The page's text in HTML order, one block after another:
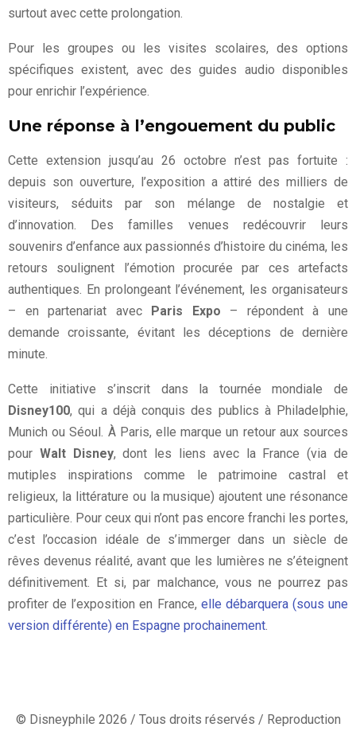
surtout avec cette prolongation.
Pour les groupes ou les visites scolaires, des options
spécifiques existent, avec des guides audio disponibles
pour enrichir l’expérience.
Une réponse à l’engouement du public
Cette extension jusqu’au 26 octobre n’est pas fortuite :
depuis son ouverture, l’exposition a attiré des milliers de
visiteurs, séduits par son mélange de nostalgie et
d’innovation. Des familles venues redécouvrir leurs
souvenirs d’enfance aux passionnés d’histoire du cinéma, les
retours soulignent l’émotion procurée par ces artefacts
authentiques. En prolongeant l’événement, les organisateurs
– en partenariat avec Paris Expo – répondent à une
demande croissante, évitant les déceptions de dernière
minute.
Cette initiative s’inscrit dans la tournée mondiale de
Disney100, qui a déjà conquis des publics à Philadelphie,
Munich ou Séoul. À Paris, elle marque un retour aux sources
pour Walt Disney, dont les liens avec la France (via de
mutiples inspirations comme le patrimoine castral et
religieux, la littérature ou la musique) ajoutent une résonance
particulière. Pour ceux qui n’ont pas encore franchi les portes,
c’est l’occasion idéale de s’immerger dans un siècle de
rêves devenus réalité, avant que les lumières ne s’éteignent
définitivement. Et si, par malchance, vous ne pourrez pas
profiter de l’exposition en France, elle débarquera (sous une
version différente) en Espagne prochainement
© Disneyphile 2026 / Tous droits réservés / Reproduction